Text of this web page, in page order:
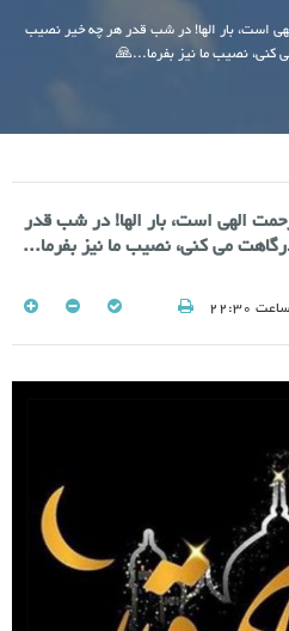
است، بار الها! در شب قدر هر چه خیر نصیب
کنی، نصیب ما نیز بفرما...🙏
الهی است، بار الها! در شب قدر
می کنی، نصیب ما نیز بفرما...